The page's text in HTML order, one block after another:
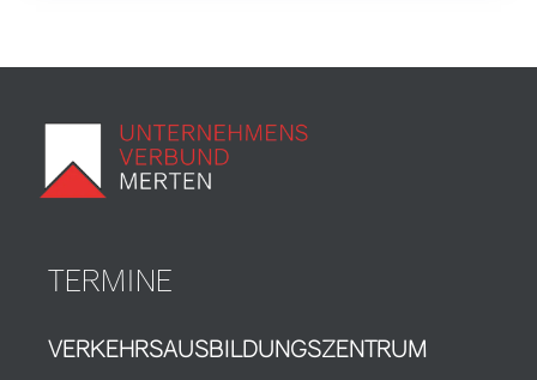
TERMINE
VERKEHRS­AUS­BILDUNGS­ZENTRUM